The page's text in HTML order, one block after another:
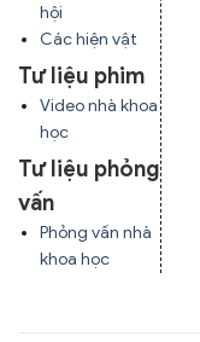
hội
Các hiện vật
Tư liệu phim
Video nhà khoa
học
Tư liệu phỏng
vấn
Phỏng vấn nhà
khoa học